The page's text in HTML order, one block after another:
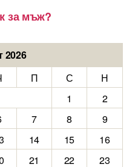
за мъж?
2026
П С
Н
1
2
7 8
9
14 15
16
21 22
23